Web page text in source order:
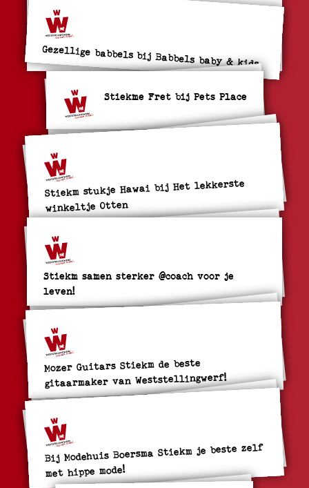
Gezellige babbels bij Babbels baby & kids
Stiekme Fret bij Pets Place
Stiekm stukje Hawai bij Het lekkerste
winkeltje Otten
Stiekm samen sterker @coach voor je
leven!
Mozer Guitars Stiekm de beste
gitaarmaker van Weststellingwerf!
Bij Modehuis Boersma Stiekm je beste zelf
met hippe mode!